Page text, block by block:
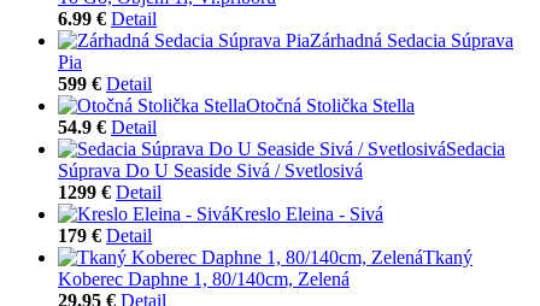
6.99 € Detail
Zárhadná Sedacia Súprava
Pia
599 € Detail
Otočná Stolička Stella
54.9 € Detail
Sedacia
Súprava Do U Seaside Sivá / Svetlosivá
1299 € Detail
Kreslo Eleina - Sivá
179 € Detail
Tkaný
Koberec Daphne 1, 80/140cm, Zelená
29.95 € Detail